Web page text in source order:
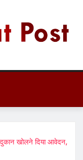
दुकान खोलने दिया आवेदन,